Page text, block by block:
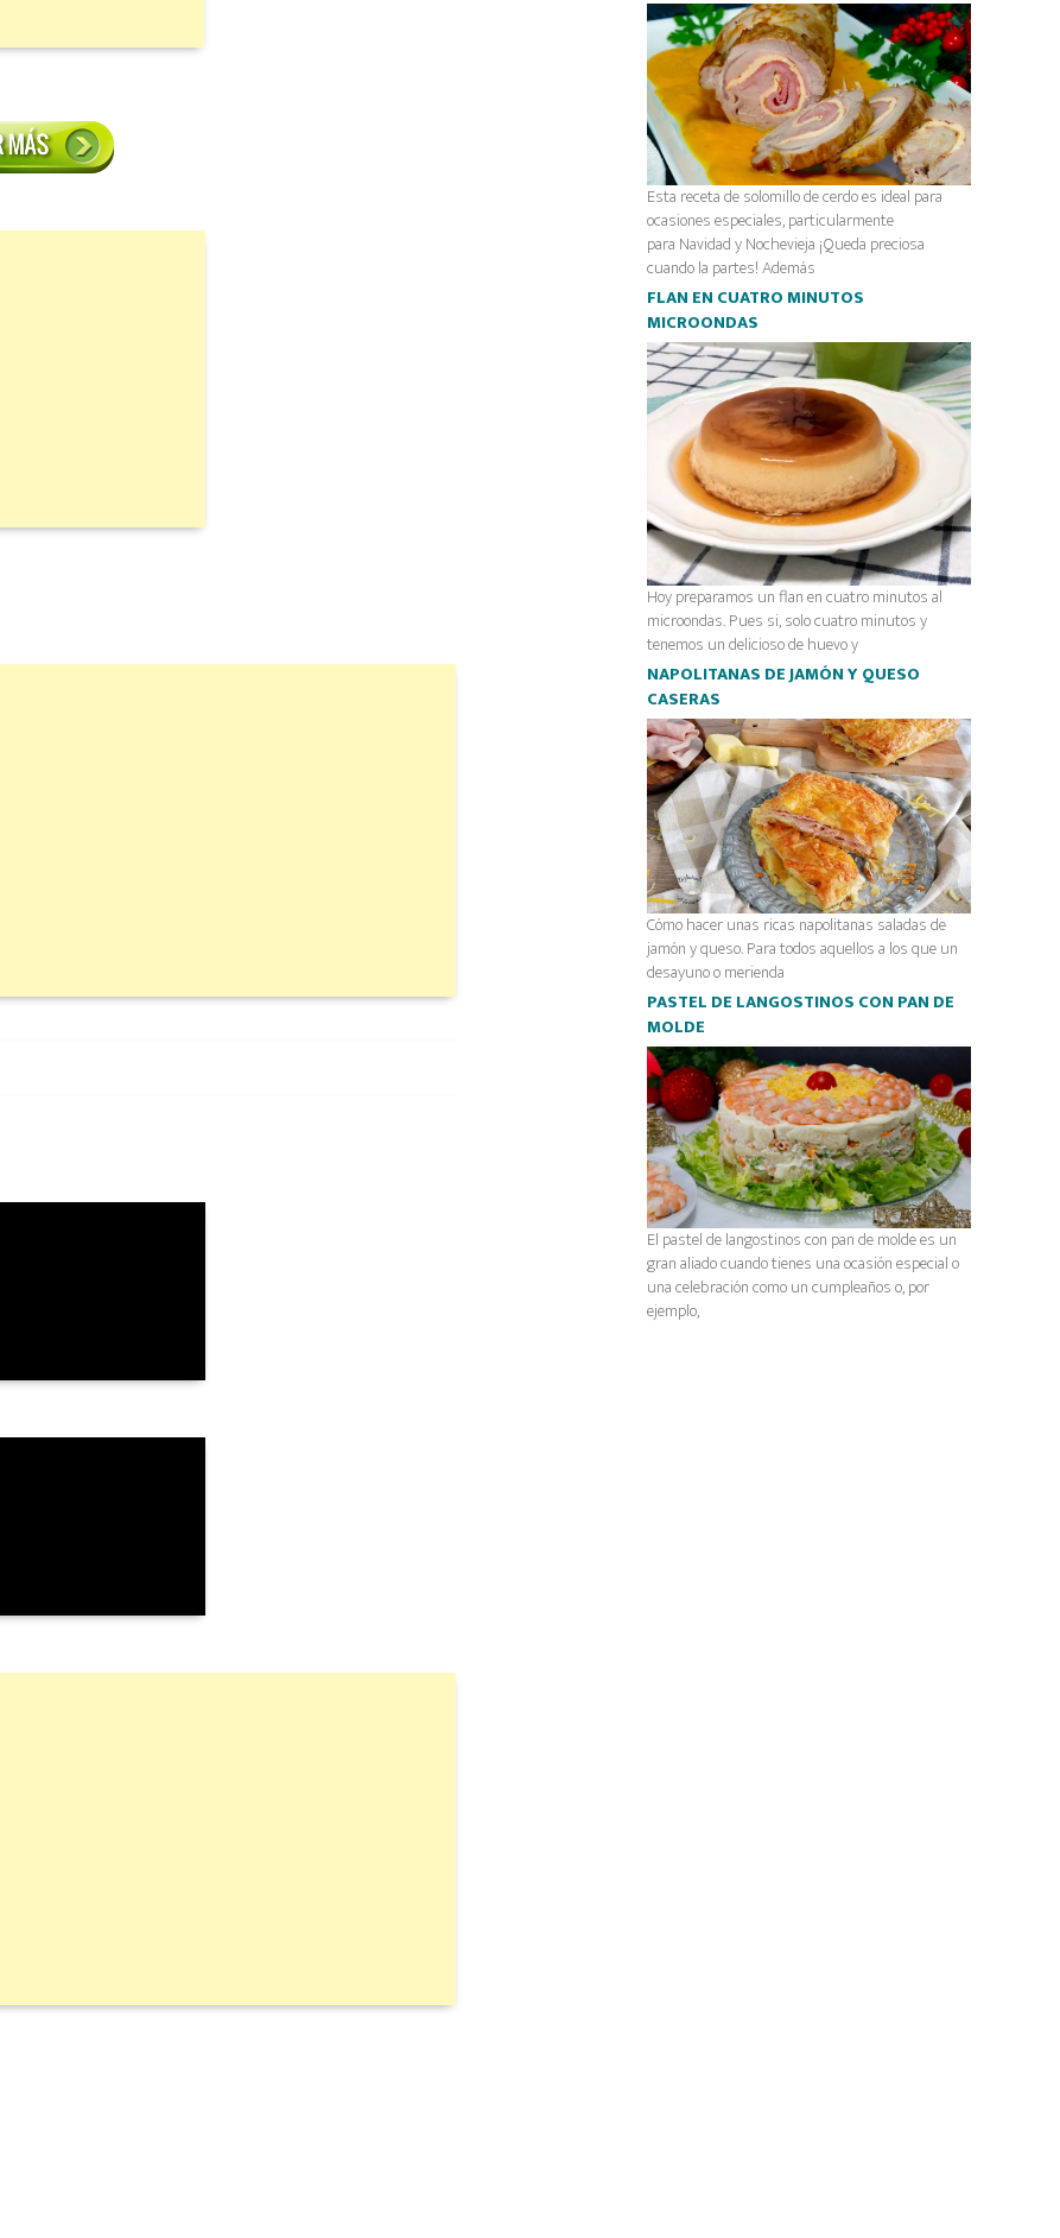
Esta receta de solomillo de cerdo es ideal para
ocasiones especiales, particularmente
para Navidad y Nochevieja ¡Queda preciosa
cuando la partes! Además
FLAN EN CUATRO MINUTOS
MICROONDAS
Hoy preparamos un flan en cuatro minutos al
microondas. Pues si, solo cuatro minutos y
tenemos un delicioso de huevo y
NAPOLITANAS DE JAMÓN Y QUESO
CASERAS
Cómo hacer unas ricas napolitanas saladas de
jamón y queso. Para todos aquellos a los que un
desayuno o merienda
PASTEL DE LANGOSTINOS CON PAN DE
MOLDE
El pastel de langostinos con pan de molde es un
gran aliado cuando tienes una ocasión especial o
una celebración como un cumpleaños o, por
ejemplo,